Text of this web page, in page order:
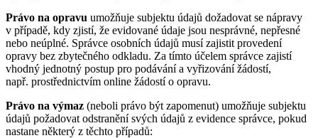
Právo na opravu umožňuje subjektu údajů dožadovat se nápravy
v případě, kdy zjistí, že evidované údaje jsou nesprávné, nepřesné
nebo neúplné. Správce osobních údajů musí zajistit provedení
opravy bez zbytečného odkladu. Za tímto účelem správce zajistí
vhodný jednotný postup pro podávání a vyřizování žádostí,
např. prostřednictvím online žádostí o opravu.
Právo na výmaz (neboli právo být zapomenut) umožňuje subjektu
údajů požadovat odstranění svých údajů z evidence správce, pokud
nastane některý z těchto případů: